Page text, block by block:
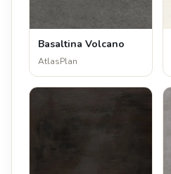
Basaltina Volcano
AtlasPlan